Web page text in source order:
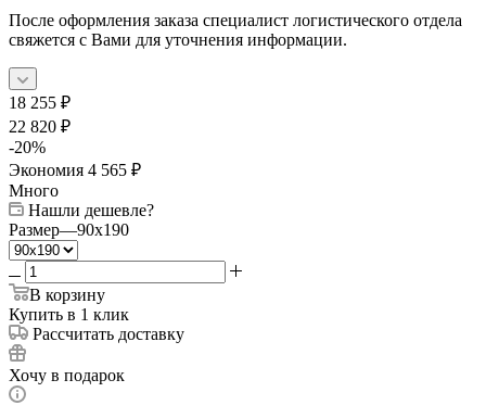
После оформления заказа специалист логистического отдела
свяжется с Вами для уточнения информации.
18 255 ₽
22 820 ₽
-20%
Экономия 4 565 ₽
Много
Нашли дешевле?
Размер—90x190
В корзину
Купить в 1 клик
Рассчитать доставку
Хочу в подарок